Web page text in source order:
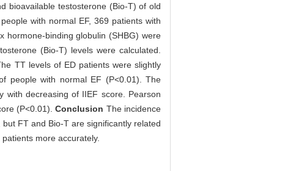
bioavailable testosterone (Bio-T) of old
with normal EF, 369 patients with
hormone-binding globulin (SHBG) were
(Bio-T) levels were calculated.
TT levels of ED patients were slightly
people with normal EF (P<0.01). The
with decreasing of IIEF score. Pearson
(P<0.01).Conclusion The incidence
FT and Bio-T are significantly related
more accurately.